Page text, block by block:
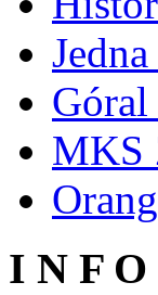
MKS
I N F O